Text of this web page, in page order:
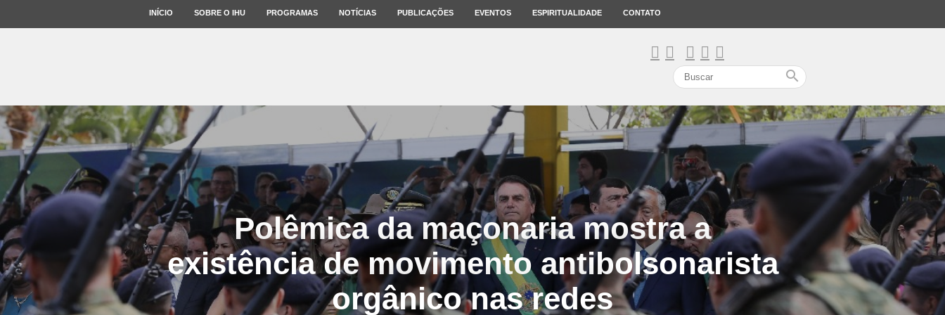
INÍCIO SOBRE O IHU PROGRAMAS NOTÍCIAS PUBLICAÇÕES EVENTOS ESPIRITUALIDADE CONTATO
search
Polêmica da maçonaria mostra a
existência de movimento antibolsonarista
orgânico nas redes